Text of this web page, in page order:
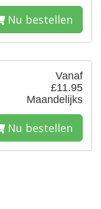
Nu bestellen
Vanaf
£11.95
Maandelijks
Nu bestellen